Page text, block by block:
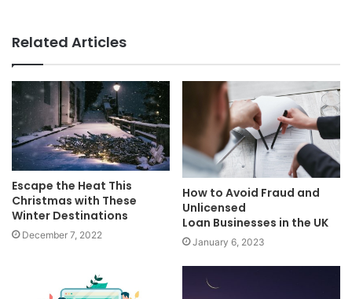
Related Articles
Escape the Heat This
Christmas with These
Winter Destinations
December 7, 2022
How to Avoid Fraud and
Unlicensed
Loan Businesses in the UK
January 6, 2023